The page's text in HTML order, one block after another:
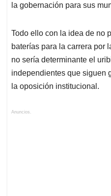
la gobernación para sus
Todo ello con la idea de no
baterías para la carrera por
no sería determinante el
independientes que siguen
la oposición institucional.
Anuncios.